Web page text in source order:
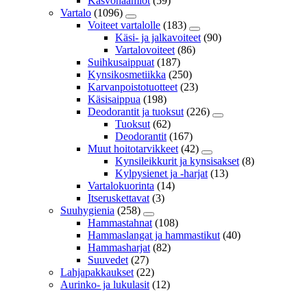
Vartalo (1096)
Voiteet vartalolle (183)
Käsi- ja jalkavoiteet (90)
Vartalovoiteet (86)
Suihkusaippuat (187)
Kynsikosmetiikka (250)
Karvanpoistotuotteet (23)
Käsisaippua (198)
Deodorantit ja tuoksut (226)
Tuoksut (62)
Deodorantit (167)
Muut hoitotarvikkeet (42)
Kynsileikkurit ja kynsisakset (8)
Kylpysienet ja -harjat (13)
Vartalokuorinta (14)
Itseruskettavat (3)
Suuhygienia (258)
Hammastahnat (108)
Hammaslangat ja hammastikut (40)
Hammasharjat (82)
Suuvedet (27)
Lahjapakkaukset (22)
Aurinko- ja lukulasit (12)